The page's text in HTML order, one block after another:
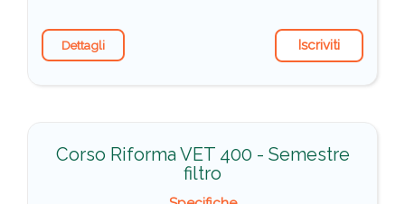
Dettagli Iscriviti
Corso Riforma VET 400 - Semestre
filtro